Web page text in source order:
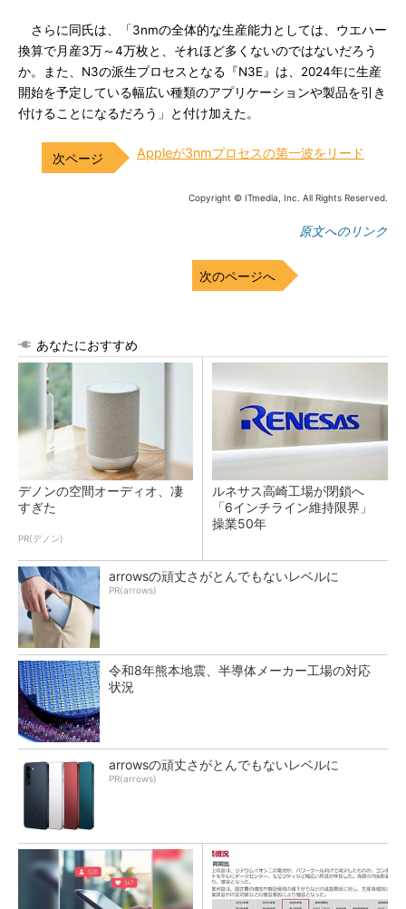
さらに同氏は、「3nmの全体的な生産能力としては、ウエハー
換算で月産3万～4万枚と、それほど多くないのではないだろう
か。また、N3の派生プロセスとなる『N3E』は、2024年に生産
開始を予定している幅広い種類のアプリケーションや製品を引き
付けることになるだろう」と付け加えた。
Appleが3nmプロセスの第一波をリード
Copyright © ITmedia, Inc. All Rights Reserved.
原文へのリンク
次のページへ
あなたにおすすめ
デノンの空間オーディオ、凄
すぎた
PR(デノン)
ルネサス高崎工場が閉鎖へ
「6インチライン維持限界」
操業50年
arrowsの頑丈さがとんでもないレベルに
PR(arrows)
令和8年熊本地震、半導体メーカー工場の対応
状況
arrowsの頑丈さがとんでもないレベルに
PR(arrows)